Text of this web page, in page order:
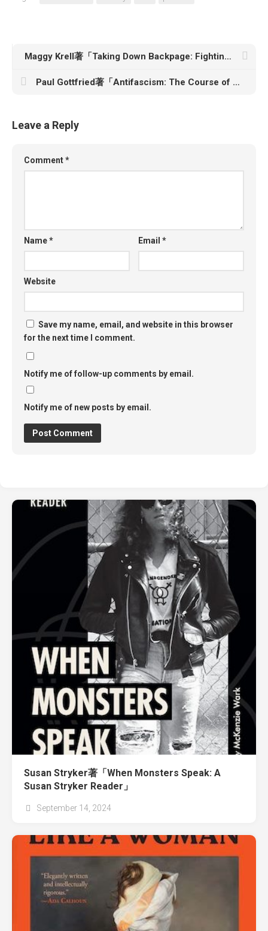
Maggy Krell著「Taking Down Backpage: Fighting the World’s Largest Sex Trafficker」
Paul Gottfried著「Antifascism: The Course of a Crusade」
Leave a Reply
Comment*
Name* Email*
Website
Save my name, email, and website in this browser
for the next time I comment.
Notify me of follow-up comments by email.
Notify me of new posts by email.
Susan Stryker著「When Monsters Speak: A
Susan Stryker Reader」
September 14, 2024